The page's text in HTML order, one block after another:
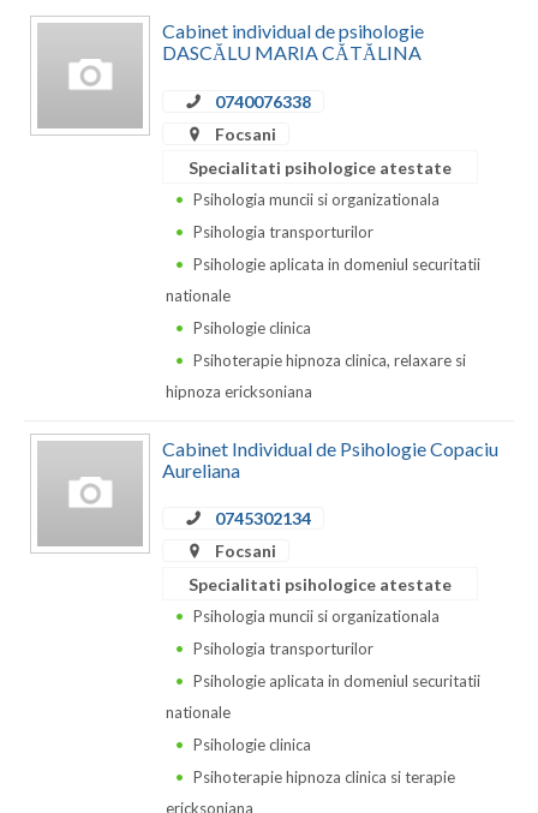
Constanta
Hunedoara
Ialomita
Cabinet individual de psihologie
DASCĂLU MARIA CĂTĂLINA
0740076338
Focsani
Specialitati psihologice atestate
Psihologia muncii si organizationala
Psihologia transporturilor
Psihologie aplicata in domeniul securitatii
nationale
Psihologie clinica
Psihoterapie hipnoza clinica, relaxare si
hipnoza ericksoniana
Cabinet Individual de Psihologie Copaciu
Aureliana
0745302134
Focsani
Specialitati psihologice atestate
Psihologia muncii si organizationala
Psihologia transporturilor
Psihologie aplicata in domeniul securitatii
nationale
Psihologie clinica
Psihoterapie hipnoza clinica si terapie
ericksoniana